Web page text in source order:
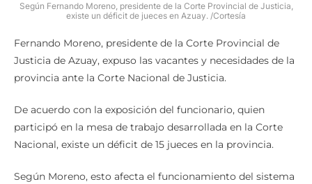
Según Fernando Moreno, presidente de la Corte Provincial de Justicia,
existe un déficit de jueces en Azuay. /Cortesía
Fernando Moreno, presidente de la Corte Provincial de
Justicia de Azuay, expuso las vacantes y necesidades de la
provincia ante la Corte Nacional de Justicia.
De acuerdo con la exposición del funcionario, quien
participó en la mesa de trabajo desarrollada en la Corte
Nacional, existe un déficit de 15 jueces en la provincia.
Según Moreno, esto afecta el funcionamiento del sistema